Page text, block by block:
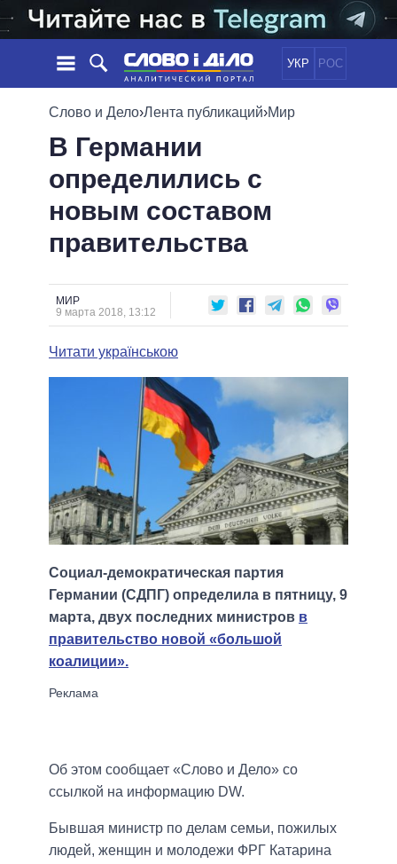
УКР РОС
НОВОСТИ
ЛЕНТА
СОБЫТИЯ
СТАТЬИ
ОБЗОРЫ
ДАЙДЖЕСТЫ
ЭКОНОМИКА
ОБЩЕСТВО
ОБЕЩАНИЯ
ПОЛИТИКИ
ПРЕЗИДЕНТ И ОФИС
ВЕРХОВНАЯ РАДА
КАБИНЕТ МИНИСТРОВ
МЭРЫ
ВСЕ ПЕРСОНЫ
ПОДДЕРЖАТЬ
СРАВНЕНИЕ ПОЛИТИКОВ
Слово и Дело›Лента публикаций›Мир
В Германии
определились с
новым составом
правительства
МИР
9 марта 2018, 13:12
Читати українською
Социал-демократическая партия
Германии (СДПГ) определила в пятницу, 9
марта, двух последних министров в
правительство новой «большой
коалиции».
Об этом сообщает «Слово и Дело» со
ссылкой на информацию DW.
Бывшая министр по делам семьи, пожилых
людей, женщин и молодежи ФРГ Катарина